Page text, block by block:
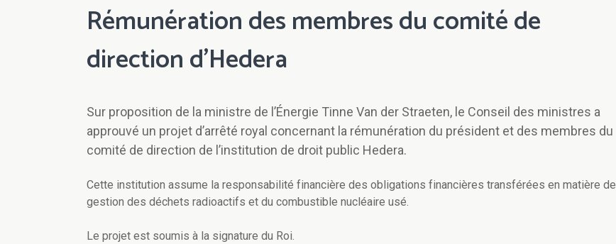
Rémunération des membres du comité de
direction d’Hedera
Sur proposition de la ministre de l’Énergie Tinne Van der Straeten, le Conseil des ministres a
approuvé un projet d’arrêté royal concernant la rémunération du président et des membres du
comité de direction de l’institution de droit public Hedera.
Cette institution assume la responsabilité financière des obligations financières transférées en matière de
gestion des déchets radioactifs et du combustible nucléaire usé.
Le projet est soumis à la signature du Roi.